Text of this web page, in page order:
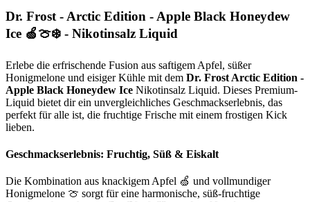
Dr. Frost - Arctic Edition - Apple Black Honeydew
Ice 🍏🍈❄️ - Nikotinsalz Liquid
Erlebe die erfrischende Fusion aus saftigem Apfel, süßer
Honigmelone und eisiger Kühle mit dem Dr. Frost Arctic Edition -
Apple Black Honeydew Ice Nikotinsalz Liquid. Dieses Premium-
Liquid bietet dir ein unvergleichliches Geschmackserlebnis, das
perfekt für alle ist, die fruchtige Frische mit einem frostigen Kick
lieben.
Geschmackserlebnis: Fruchtig, Süß & Eiskalt
Die Kombination aus knackigem Apfel 🍏 und vollmundiger
Honigmelone 🍈 sorgt für eine harmonische, süß-fruchtige